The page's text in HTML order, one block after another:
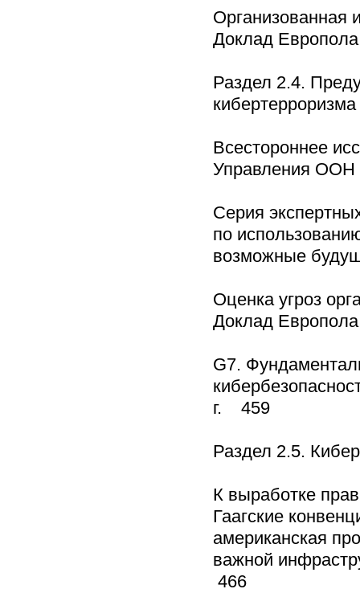
Организованная
Доклад
Раздел 2.4.
Всестороннее
Управления ООН
Серия
по
возможные
Оценка угроз
Доклад
G7.
г. 459
Раздел 2.5.
К выработке
Гаагские
американская
важной
466